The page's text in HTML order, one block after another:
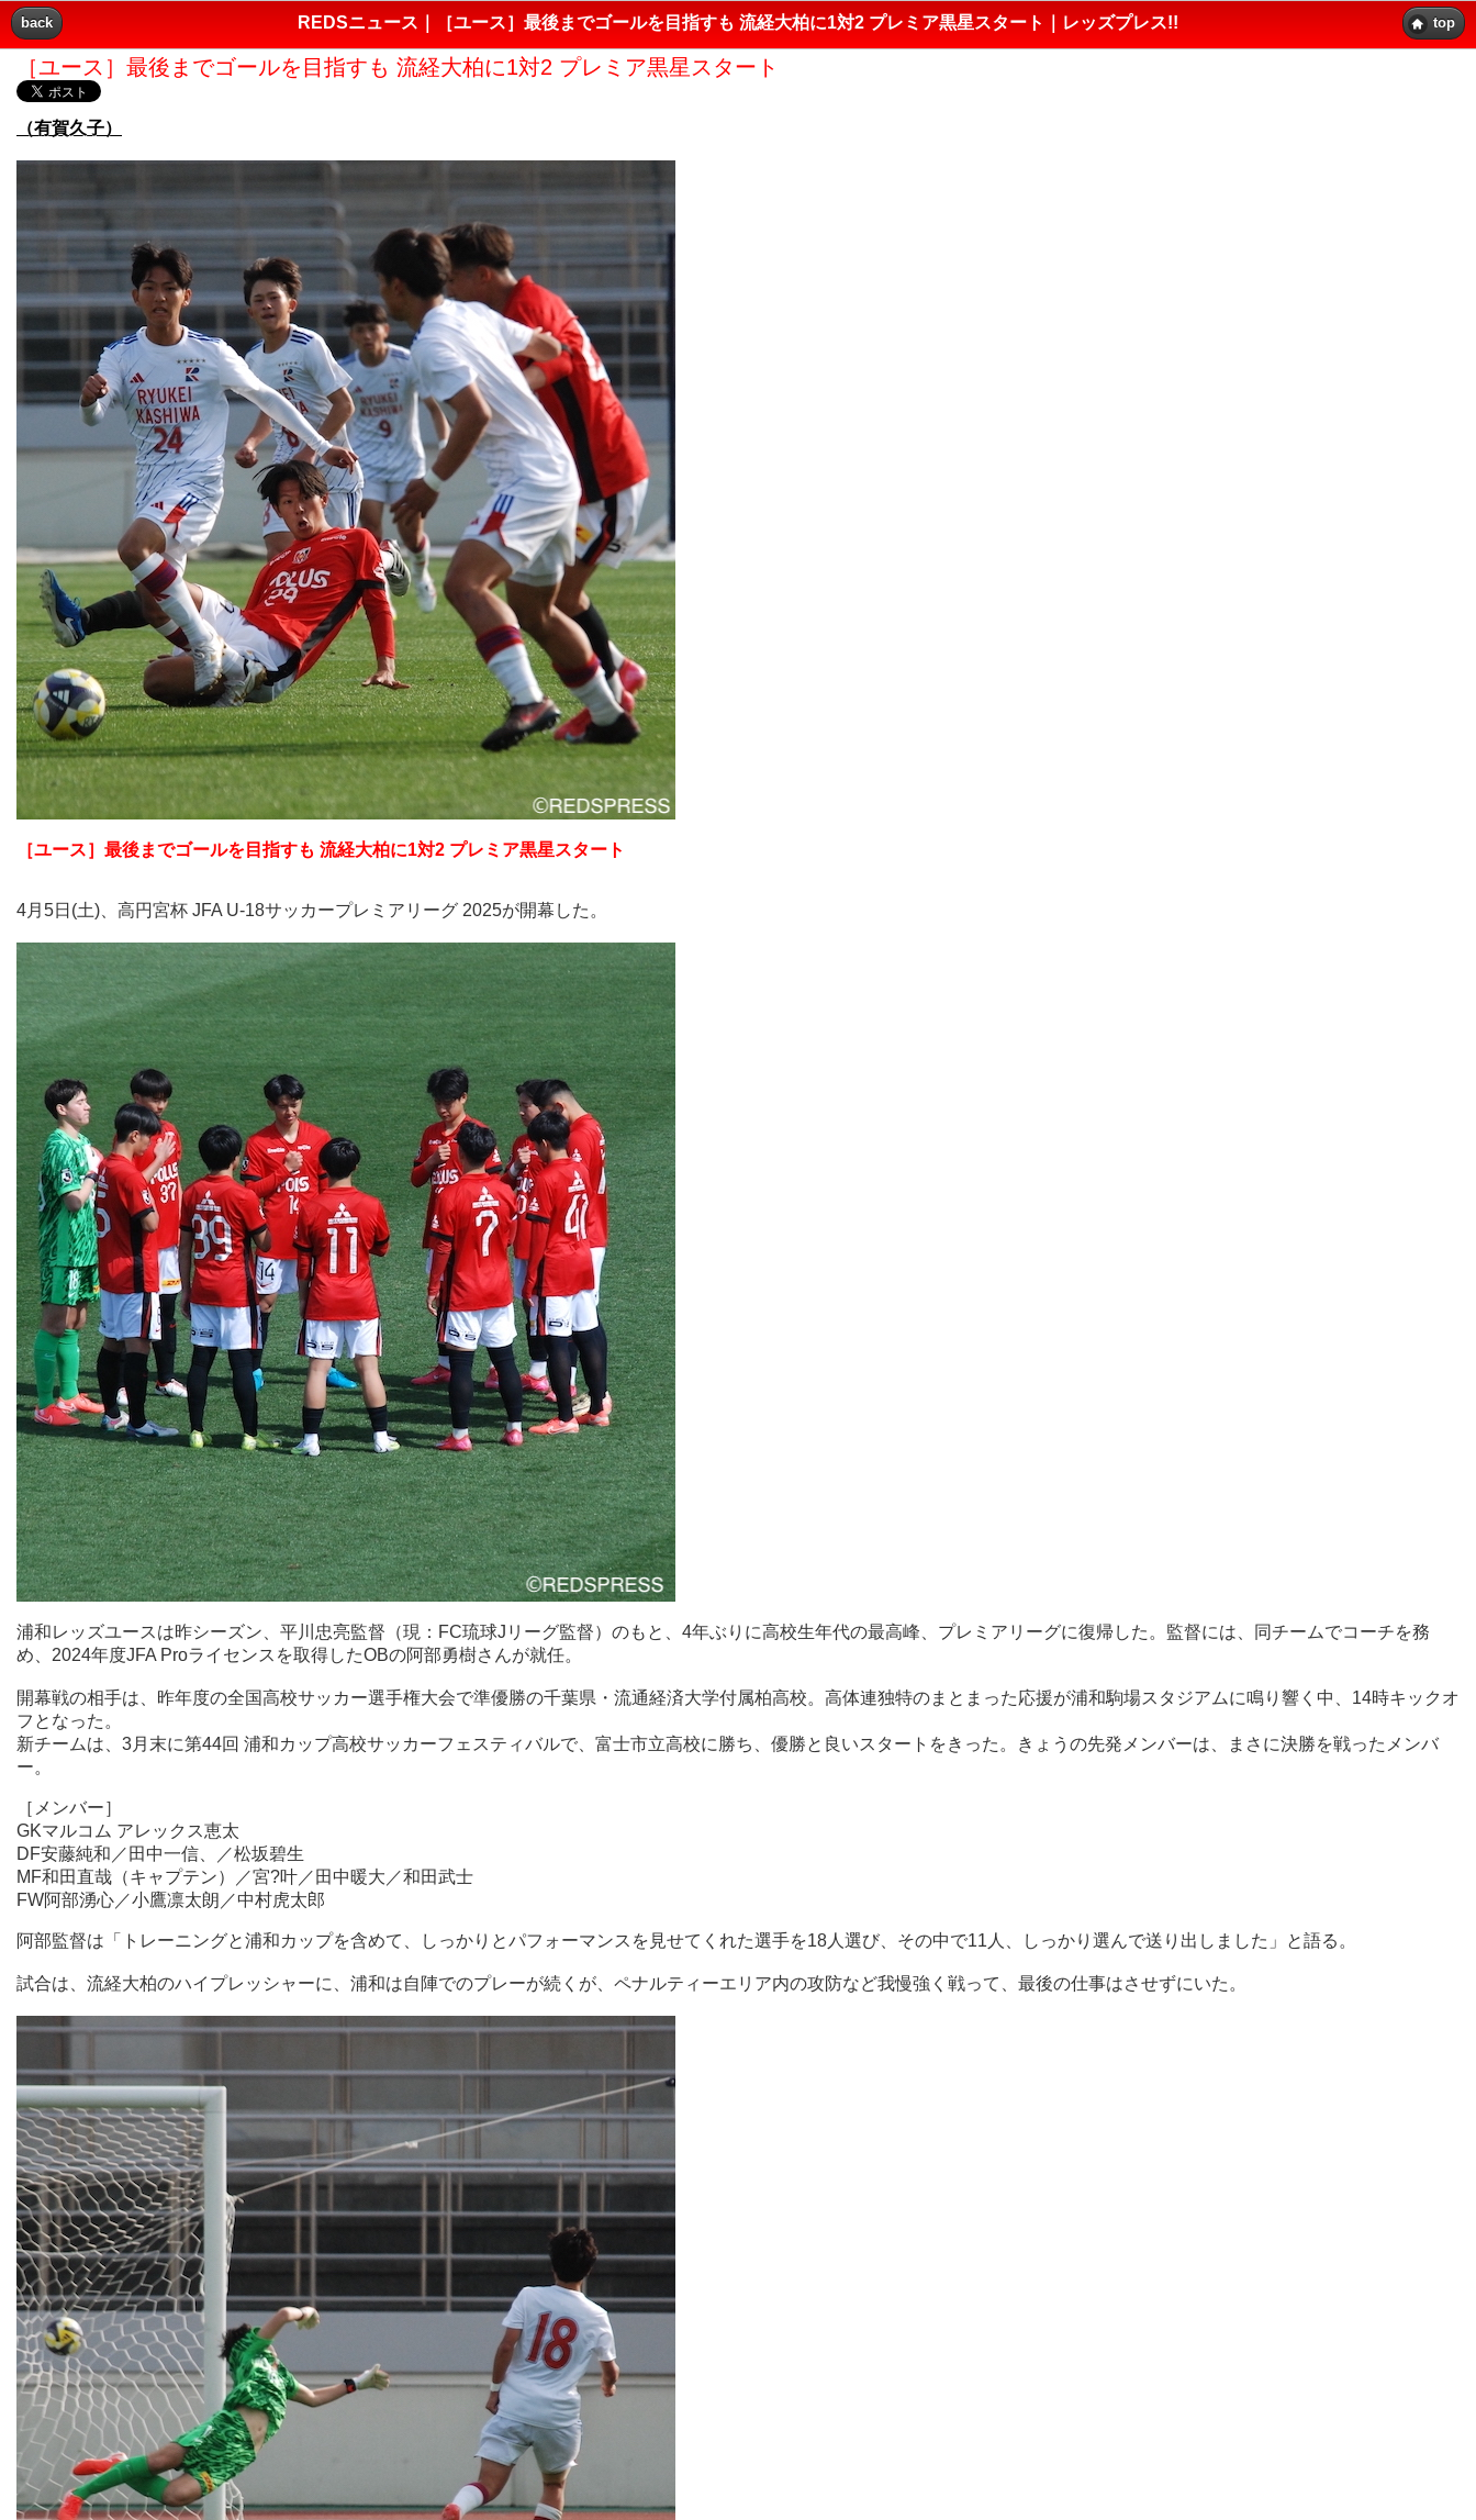
back REDSニュース｜［ユース］最後までゴールを目指すも 流経大柏に1対2 プレミア黒星スタート｜レッズプレス!! top
［ユース］最後までゴールを目指すも 流経大柏に1対2 プレミア黒星スタート
（有賀久子）
［ユース］最後までゴールを目指すも 流経大柏に1対2 プレミア黒星スタート
4月5日(土)、高円宮杯 JFA U-18サッカープレミアリーグ 2025が開幕した。
浦和レッズユースは昨シーズン、平川忠亮監督（現：FC琉球Jリーグ監督）のもと、4年ぶりに高校生年代の最高峰、プレミアリーグに復帰した。監督には、同チームでコーチを務
め、2024年度JFA Proライセンスを取得したOBの阿部勇樹さんが就任。
開幕戦の相手は、昨年度の全国高校サッカー選手権大会で準優勝の千葉県・流通経済大学付属柏高校。高体連独特のまとまった応援が浦和駒場スタジアムに鳴り響く中、14時キックオ
フとなった。
新チームは、3月末に第44回 浦和カップ高校サッカーフェスティバルで、富士市立高校に勝ち、優勝と良いスタートをきった。きょうの先発メンバーは、まさに決勝を戦ったメンバ
ー。
［メンバー］
GKマルコム アレックス恵太
DF安藤純和／田中一信、／松坂碧生
MF和田直哉（キャプテン）／宮?叶／田中暖大／和田武士
FW阿部湧心／小鷹凛太朗／中村虎太郎
阿部監督は「トレーニングと浦和カップを含めて、しっかりとパフォーマンスを見せてくれた選手を18人選び、その中で11人、しっかり選んで送り出しました」と語る。
試合は、流経大柏のハイプレッシャーに、浦和は自陣でのプレーが続くが、ペナルティーエリア内の攻防など我慢強く戦って、最後の仕事はさせずにいた。